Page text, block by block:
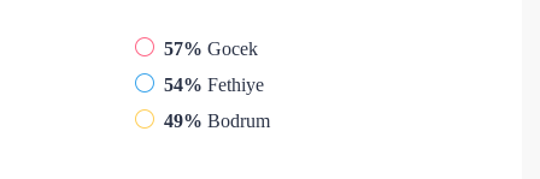
57% Gocek
54% Fethiye
49% Bodrum